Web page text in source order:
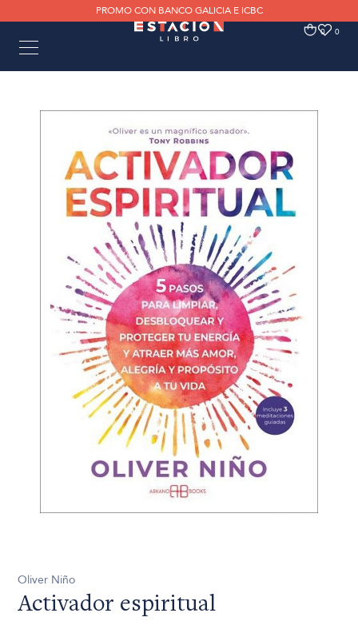
PROMO CON BANCO GALICIA E ICBC
0 0
Oliver Niño
Activador espiritual